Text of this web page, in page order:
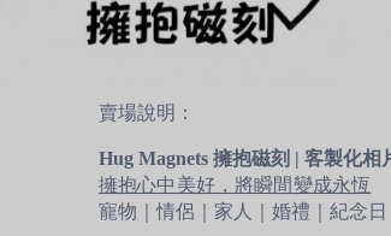
賣場說明：
Hug Magnets 擁抱磁刻 | 客製化相
擁抱心中美好，將瞬間變成永恆
寵物｜情侶｜家人｜婚禮｜紀念